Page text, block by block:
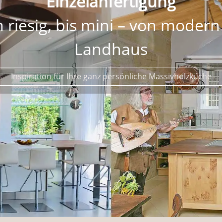
Massivholz
anderen ehrlichen
mit raffinierten Details, ganz nach Ihren Wünschen